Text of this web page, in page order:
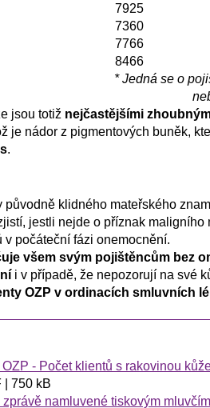
7925
7360
7766
8466
* Jedná se o
jsou totiž nejčastějšími
je nádor z pigmentových buněk,
.
původně klidného mateřského
jestli nejde o příznak
v počáteční fázi onemocnění.
všem svým pojištěncům bez
i v případě, že nepozorují na své
OZP v ordinacích smluvních
- Počet klientů s rakovinou
| 750 kB
namluvené tiskovým